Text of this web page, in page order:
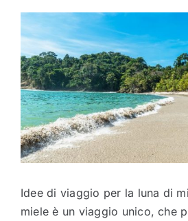
Ingrandisci
immagine
Idee di viaggio per la luna di
miele è un viaggio unico, che